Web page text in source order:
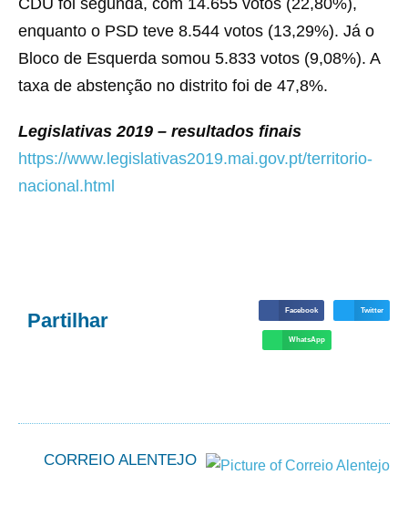
CDU foi segunda, com 14.655 votos (22,80%),
enquanto o PSD teve 8.544 votos (13,29%). Já o
Bloco de Esquerda somou 5.833 votos (9,08%). A
taxa de abstenção no distrito foi de 47,8%.
Legislativas 2019 – resultados finais
https://www.legislativas2019.mai.gov.pt/territorio-
nacional.html
Partilhar Facebook Twitter
WhatsApp
CORREIO ALENTEJO